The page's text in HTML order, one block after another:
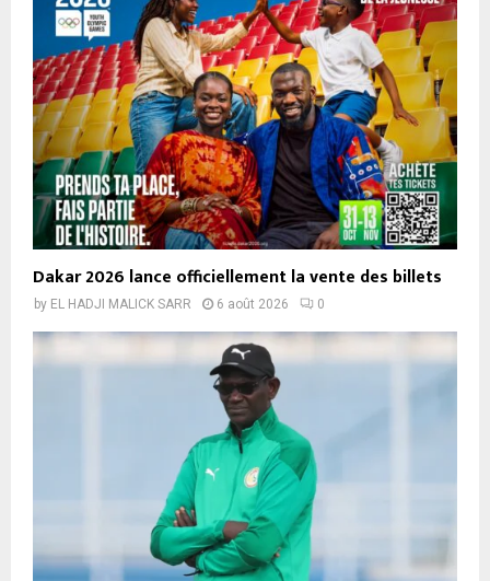
Dakar 2026 lance officiellement la vente des billets
by EL HADJI MALICK SARR 6 août 2026 0